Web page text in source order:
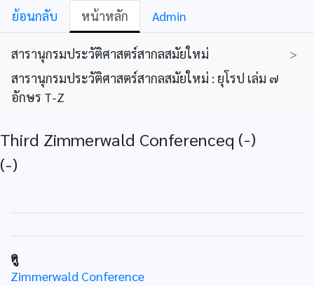
ย้อนกลับ หน้าหลัก Admin
สารานุกรมประวัติศาสตร์สากลสมัยใหม่
>
สารานุกรมประวัติศาสตร์สากลสมัยใหม่ : ยุโรป เล่ม ๗
อักษร T-Z
Third Zimmerwald Conferenceq (-)
(-)
ดู
Zimmerwald Conference